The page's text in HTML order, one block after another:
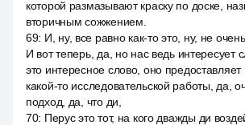
которой размазывают краску по доске,
вторичным сожжением.
69: И, ну, все равно как-то это, ну, не
И вот теперь, да, но нас ведь интересует
это интересное слово, оно
какой-то исследовательской работы, да,
подход, да, что ди,
70: Перус это тот, на кого дважды ди